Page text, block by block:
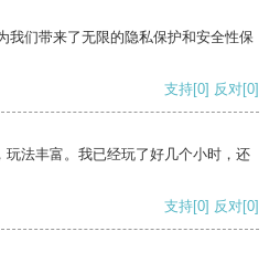
我们带来了无限的隐私保护和安全性保
支持[0] 反对[0]
法丰富。我已经玩了好几个小时，还
支持[0] 反对[0]